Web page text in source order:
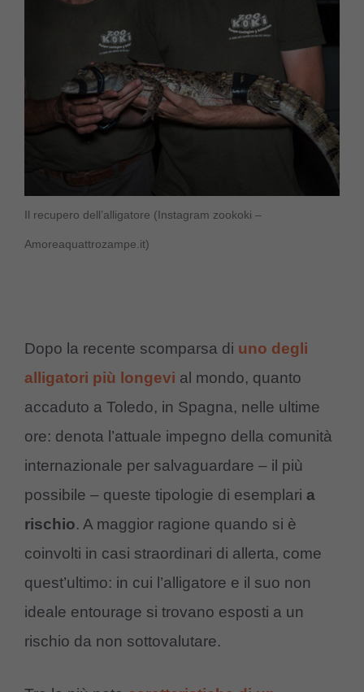
Il recupero dell’alligatore (Instagram zookoki –
Amoreaquattrozampe.it)
Dopo la recente scomparsa di uno degli
alligatori più longevi al mondo, quanto
accaduto a Toledo, in Spagna, nelle ultime
ore: denota l’attuale impegno della comunità
internazionale per salvaguardare – il più
possibile – queste tipologie di esemplari a
rischio. A maggior ragione quando si è
coinvolti in casi straordinari di allerta, come
quest’ultimo: in cui l’alligatore e il suo non
ideale entourage si trovano esposti a un
rischio da non sottovalutare.